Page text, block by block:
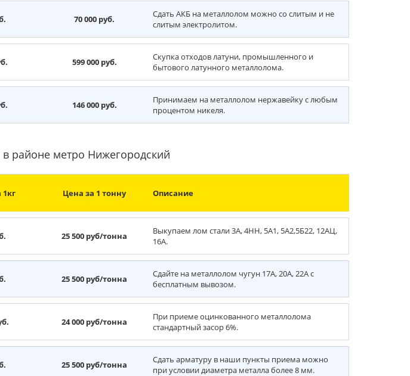
70 000 руб.
Сдать АКБ на металлолом можно со слитым и не
слитым электролитом.
599 000 руб.
Скупка отходов латуни, промышленного и
бытового латунного металлолома.
146 000 руб.
Принимаем на металлолом нержавейку с любым
процентом никеля.
районе метро Нижегородский
1кг Цена за 1 тонну Описание
25 500 руб/тонна
Выкупаем лом стали 3А, 4НН, 5А1, 5А2,5Б22, 12АЦ,
16А.
25 500 руб/тонна
Сдайте на металлолом чугун 17А, 20А, 22А с
бесплатным вывозом.
24 000 руб/тонна
При приеме оцинкованного металлолома
стандартный засор 6%.
25 500 руб/тонна
Сдать арматуру в наши пункты приема можно
при условии диаметра металла более 8 мм.